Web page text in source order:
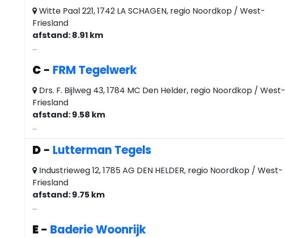
Witte Paal 221, 1742 LA SCHAGEN, regio Noordkop / West-
Friesland
afstand: 8.91 km
...
C - FRM Tegelwerk
Drs. F. Bijlweg 43, 1784 MC Den Helder, regio Noordkop / West-
Friesland
afstand: 9.58 km
...
D - Lutterman Tegels
Industrieweg 12, 1785 AG DEN HELDER, regio Noordkop / West-
Friesland
afstand: 9.75 km
...
E- Baderie Woonrijk